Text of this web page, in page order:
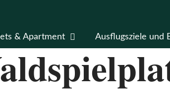
& Apartment Ausflugsziele und